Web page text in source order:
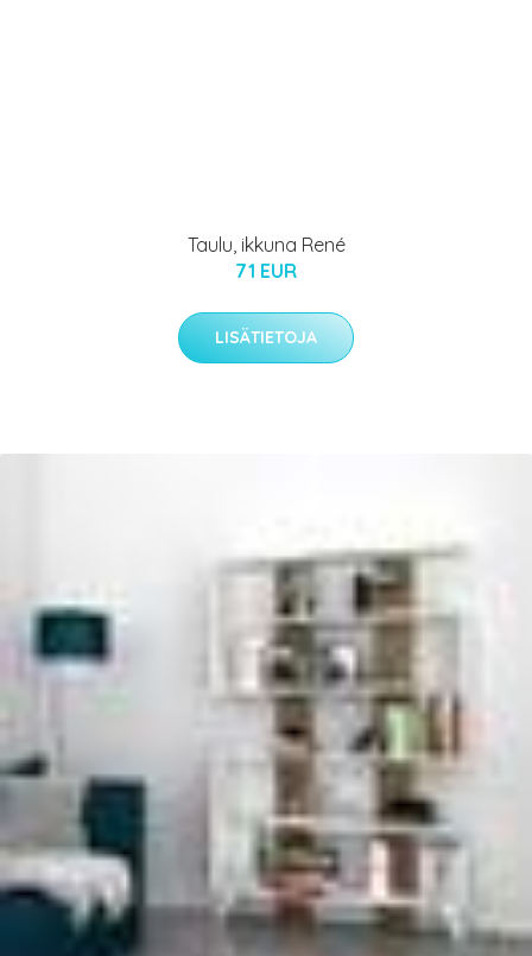
Taulu, ikkuna René
71 EUR
LISÄTIETOJA